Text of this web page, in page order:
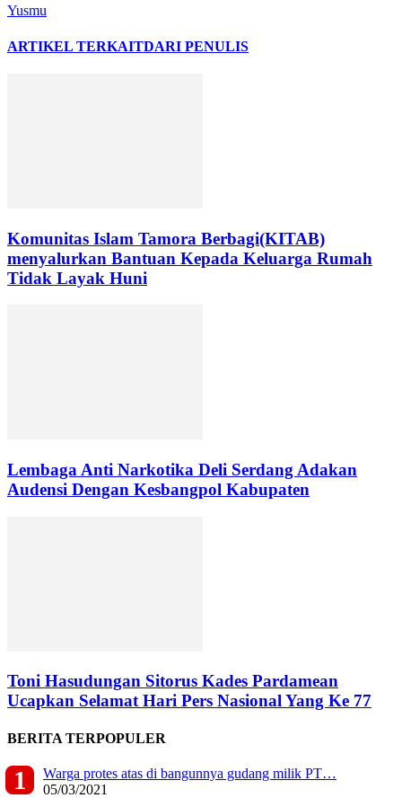
Yusmu
ARTIKEL TERKAITDARI PENULIS
Komunitas Islam Tamora Berbagi(KITAB)
menyalurkan Bantuan Kepada Keluarga Rumah
Tidak Layak Huni
Lembaga Anti Narkotika Deli Serdang Adakan
Audensi Dengan Kesbangpol Kabupaten
Toni Hasudungan Sitorus Kades Pardamean
Ucapkan Selamat Hari Pers Nasional Yang Ke 77
BERITA TERPOPULER
Warga protes atas di bangunnya gudang milik PT…
05/03/2021